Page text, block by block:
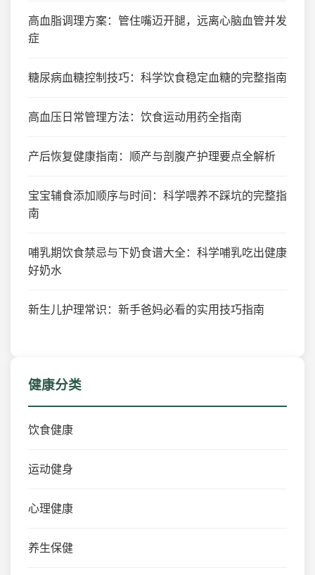
高血脂调理方案：管住嘴迈开腿，远离心脑血管并发
症
糖尿病血糖控制技巧：科学饮食稳定血糖的完整指南
高血压日常管理方法：饮食运动用药全指南
产后恢复健康指南：顺产与剖腹产护理要点全解析
宝宝辅食添加顺序与时间：科学喂养不踩坑的完整指
南
哺乳期饮食禁忌与下奶食谱大全：科学哺乳吃出健康
好奶水
新生儿护理常识：新手爸妈必看的实用技巧指南
健康分类
饮食健康
运动健身
心理健康
养生保健